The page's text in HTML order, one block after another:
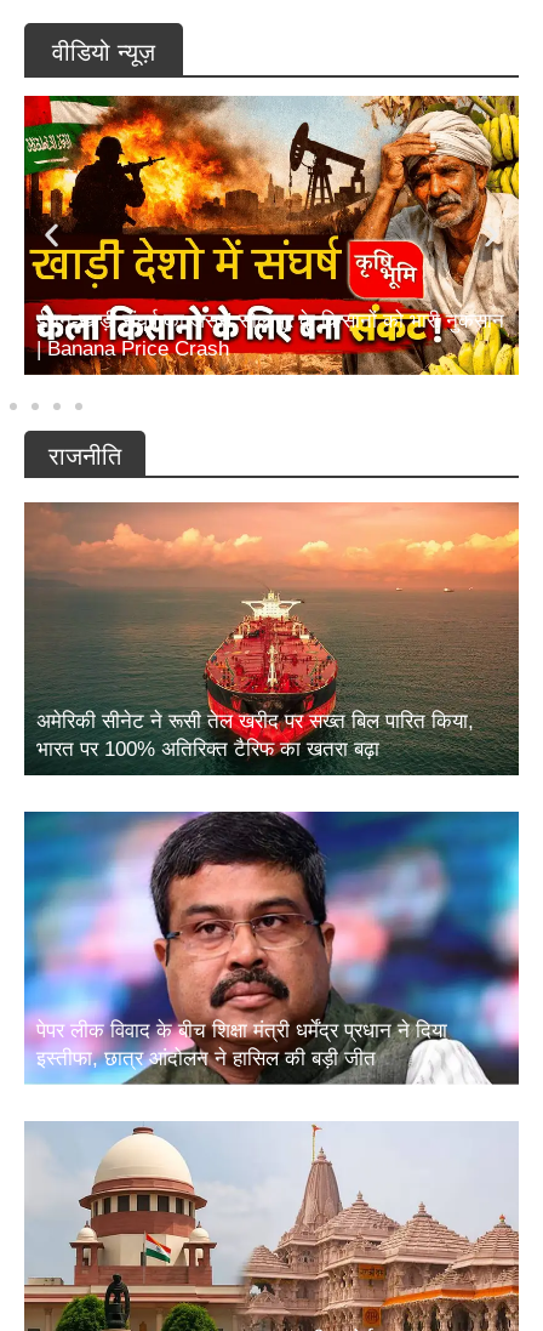
वीडियो न्यूज़
ईरान-खाड़ी संघर्ष का असर! सोलापुर के किसानों को भारी नुकसान
| Banana Price Crash
राजनीति
अमेरिकी सीनेट ने रूसी तेल खरीद पर सख्त बिल पारित किया,
भारत पर 100% अतिरिक्त टैरिफ का खतरा बढ़ा
पेपर लीक विवाद के बीच शिक्षा मंत्री धर्मेंद्र प्रधान ने दिया
इस्तीफा, छात्र आंदोलन ने हासिल की बड़ी जीत